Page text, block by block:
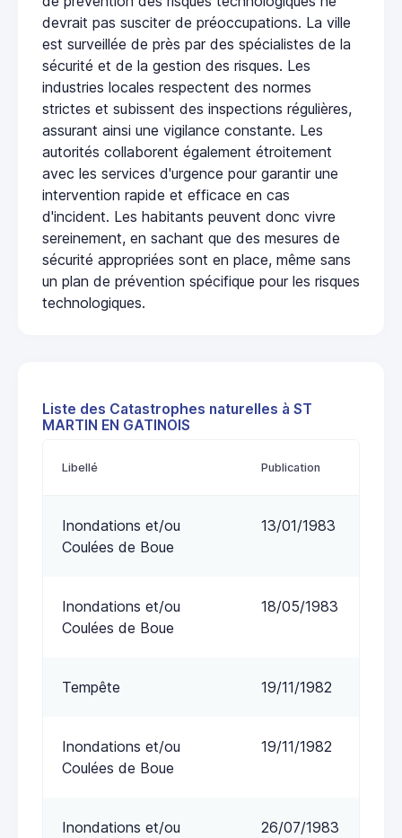
devrait pas susciter de préoccupations. La ville
est surveillée de près par des spécialistes de la
sécurité et de la gestion des risques. Les
industries locales respectent des normes
strictes et subissent des inspections régulières,
assurant ainsi une vigilance constante. Les
autorités collaborent également étroitement
avec les services d'urgence pour garantir une
intervention rapide et efficace en cas
d'incident. Les habitants peuvent donc vivre
sereinement, en sachant que des mesures de
sécurité appropriées sont en place, même sans
un plan de prévention spécifique pour les risques
technologiques.
Liste des Catastrophes naturelles à ST
MARTIN EN GATINOIS
Libellé Publication
Inondations et/ou
Coulées de Boue
13/01/1983
Inondations et/ou
Coulées de Boue
18/05/1983
Tempête 19/11/1982
Inondations et/ou
Coulées de Boue
19/11/1982
Inondations et/ou
26/07/1983